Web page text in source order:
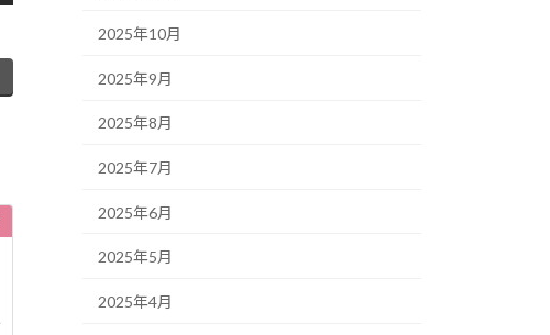
2025年10月
2025年9月
2025年8月
2025年7月
2025年6月
2025年5月
2025年4月